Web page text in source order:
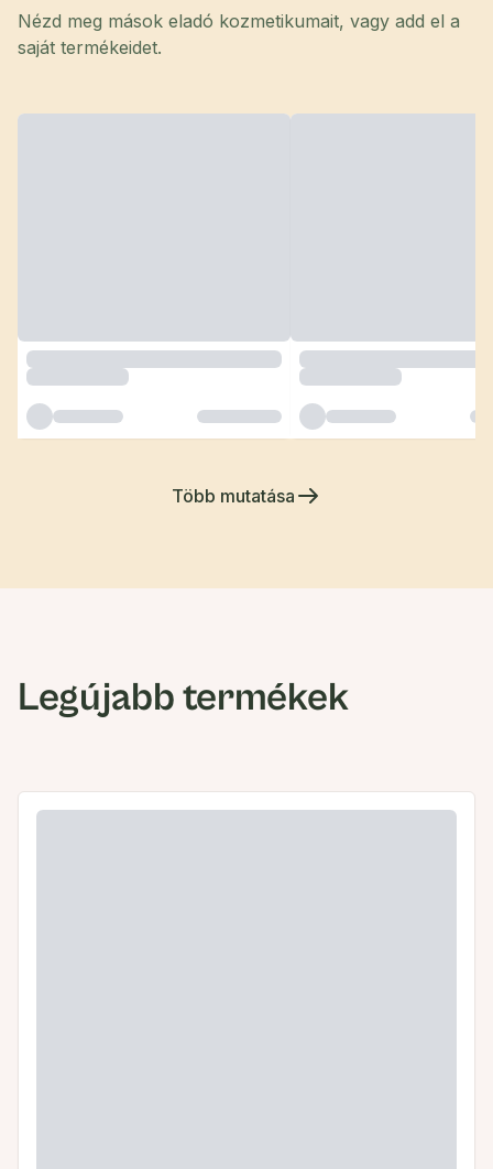
Nézd meg mások eladó kozmetikumait, vagy add el a
saját termékeidet.
Több mutatása
Legújabb termékek